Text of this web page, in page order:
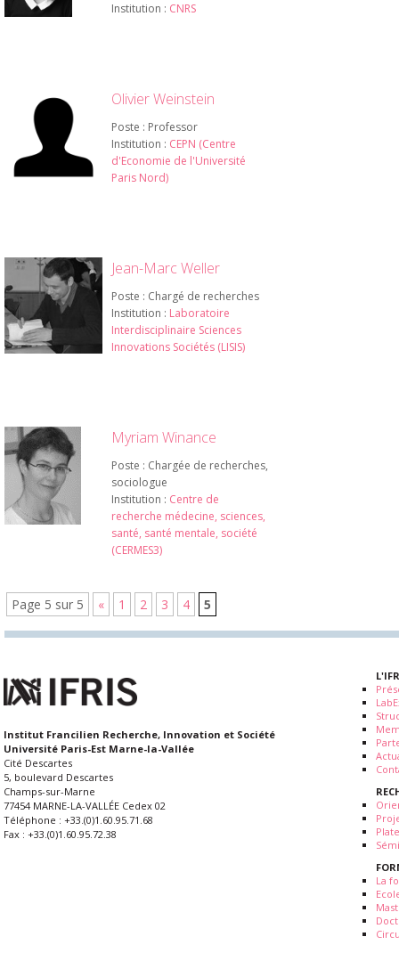
Institution : CNRS
Olivier Weinstein
Poste : Professor
Institution : CEPN (Centre
d'Economie de l'Université
Paris Nord)
Jean-Marc Weller
Poste : Chargé de recherches
Institution : Laboratoire
Interdisciplinaire Sciences
Innovations Sociétés (LISIS)
Myriam Winance
Poste : Chargée de recherches,
sociologue
Institution : Centre de
recherche médecine, sciences,
santé, santé mentale, société
(CERMES3)
Page 5 sur 5 « 1 2 3 4 5
Institut Francilien Recherche, Innovation et Société
Université Paris-Est Marne-la-Vallée
Cité Descartes
5, boulevard Descartes
Champs-sur-Marne
77454 MARNE-LA-VALLÉE Cedex 02
Téléphone : +33.(0)1.60.95.71.68
Fax : +33.(0)1.60.95.72.38
La